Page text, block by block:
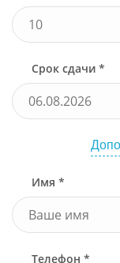
Срок сдачи *
Имя *
Телефон *